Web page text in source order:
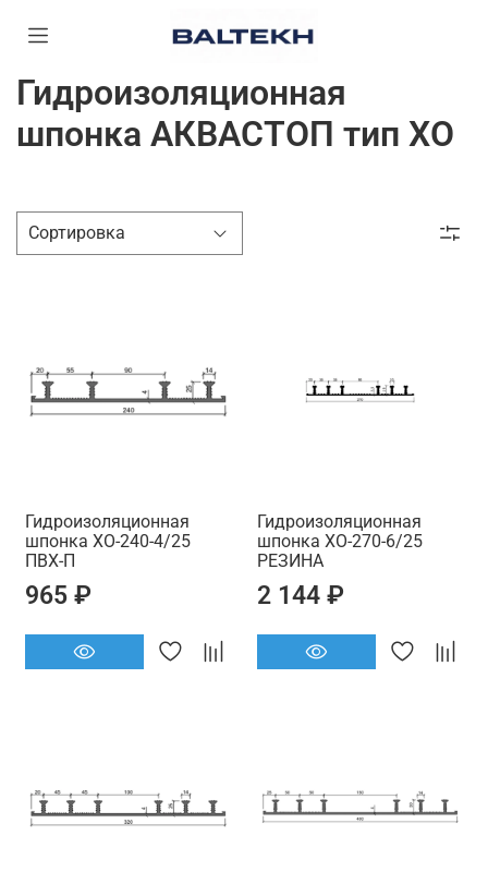
Гидроизоляционная
шпонка АКВАСТОП тип ХО
Гидроизоляционная
шпонка ХО-240-4/25
ПВХ-П
965 ₽
Гидроизоляционная
шпонка ХО-270-6/25
РЕЗИНА
2 144 ₽